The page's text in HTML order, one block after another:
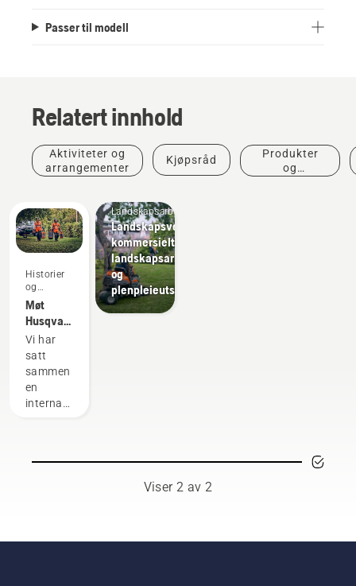
Passer til modell
Relatert innhold
Aktiviteter og
arrangementer
Kjøpsråd
Produkter
og
Historier
og
inspirasjon
Møt
Husqvarnas
H-Team
– de
kravstore
brukerne
våre
Vi har
satt
sammen
en
internasjonal
kvalifiserte
Landskapsarbeid
Landskapsverktøy,
kommersielt
landskapsarbeidsutstyr
og
plenpleieutstyr
Viser 2 av 2